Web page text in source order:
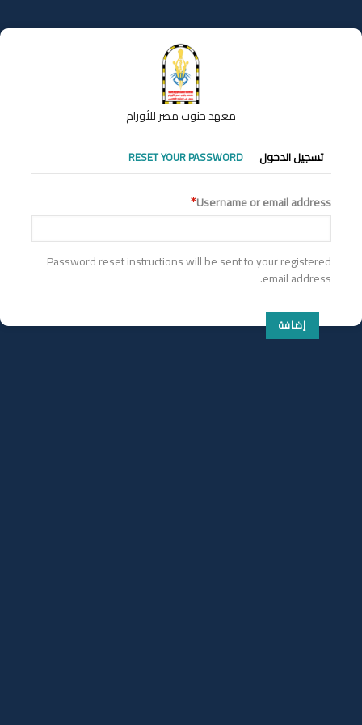
إلى
المحتوى
معهد جنوب مصر للأورام
التبويبات
الأساسية
تسجيل الدخول RESET YOUR PASSWORD
Username or email address
Password reset instructions will be sent to your registered
email address.